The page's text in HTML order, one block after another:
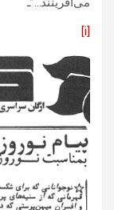
[i]